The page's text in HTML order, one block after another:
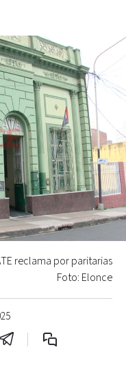
reclama por paritarias
Foto: Elonce